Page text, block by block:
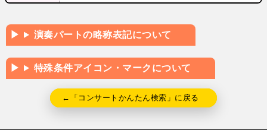
演奏パートの略称表記について
特殊条件アイコン・マークについて
←「コンサートかんたん検索」に戻る